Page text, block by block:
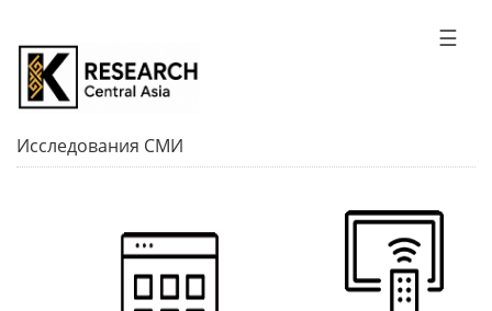
☰
Исследования СМИ